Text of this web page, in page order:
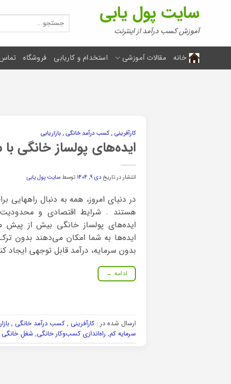
سایت پول یابی
آموزش کسب درآمد از اینترنت
جستجو
برای:
خانه مقالات آموزشی استخدام و کاریابی فروشگاه تماس
کارآفرینی , کسب درآمد خانگی , بازاریابی
ایده‌های پولساز خانگی با سرمایه کم؛ ۱۰۰ روش واقعی برای
انتشار در تاریخدی ۹, ۱۴۰۴ توسطسایت پول یابی
در دنیای امروز، همه به دنبال راههایی
هستند . شرایط اقتصادی و
ایده‌های پولساز خانگی بیش از پیش
ایده‌ها به شما امکان می‌دهند بدون
بدون سرمایه، درآمد قابل توجهی ایجاد
ادامه →
ارسال شده در :کارآفرینی , کسب درآمد خانگی ,
سرمایه کم, راه‌اندازی کسب‌وکار خانگی, شغل خانگی